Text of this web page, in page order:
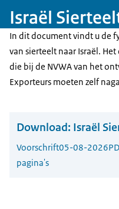
Israël
In dit document vindt u de
van sierteelt naar Israël.
die bij de NVWA van het
Exporteurs moeten zelf
Download: Israël
Voorschrift05-08-2026
pagina's